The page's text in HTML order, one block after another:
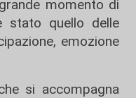
momento di
stato quello delle
emozione
si accompagna